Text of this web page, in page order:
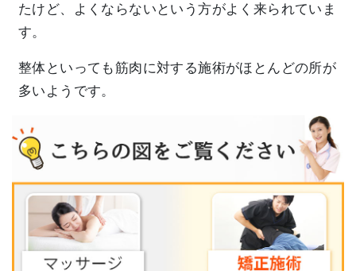
たけど、よくならないという方がよく来られていま
す。
整体といっても筋肉に対する施術がほとんどの所が
多いようです。